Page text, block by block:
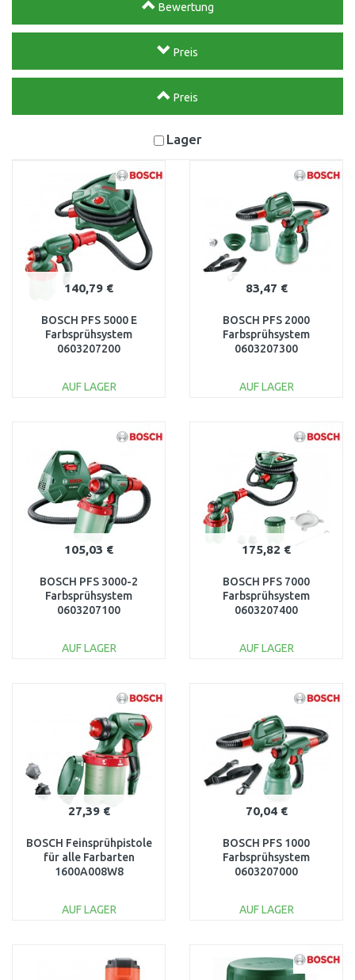
Bewertung
Preis
Preis
Lager
140,79 €
BOSCH PFS 5000 E
Farbsprühsystem
0603207200
AUF LAGER
Vergleichen
83,47 €
BOSCH PFS 2000
Farbsprühsystem
0603207300
AUF LAGER
Vergleichen
105,03 €
BOSCH PFS 3000-2
Farbsprühsystem
0603207100
AUF LAGER
Vergleichen
175,82 €
BOSCH PFS 7000
Farbsprühsystem
0603207400
AUF LAGER
Vergleichen
27,39 €
BOSCH Feinsprühpistole
für alle Farbarten
1600A008W8
AUF LAGER
Vergleichen
70,04 €
BOSCH PFS 1000
Farbsprühsystem
0603207000
AUF LAGER
Vergleichen